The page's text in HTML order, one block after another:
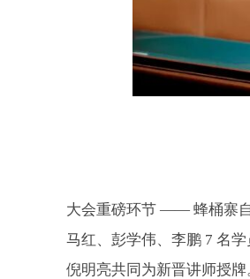
大会重磅环节 —— 蜂桶寨
马红、彭学伟、李鹏 7 名学
倪明亮共同为新晋讲师授牌